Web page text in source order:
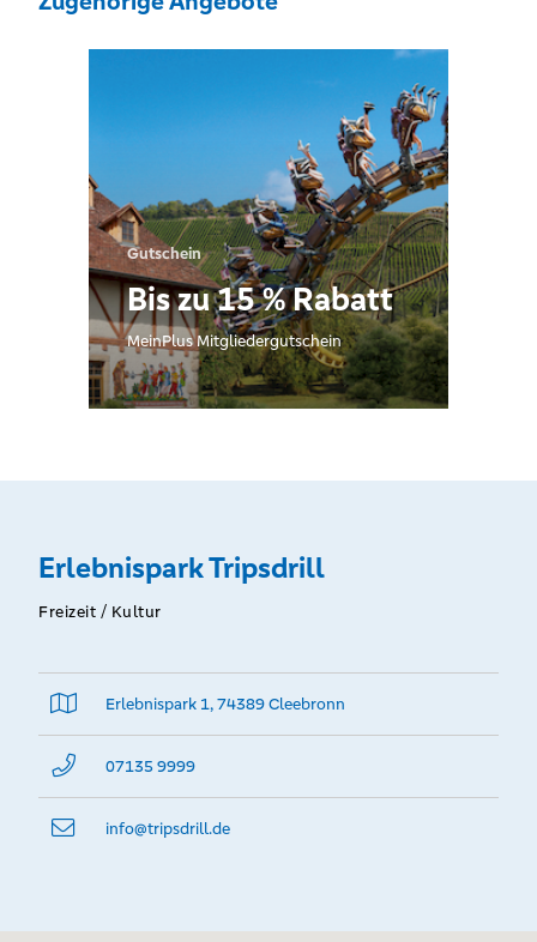
Gutschein
Bis zu 15 % Rabatt
MeinPlus Mitgliedergutschein
Erlebnispark Tripsdrill
Freizeit / Kultur
Erlebnispark 1, 74389 Cleebronn
07135 9999
info@­tripsdrill.de